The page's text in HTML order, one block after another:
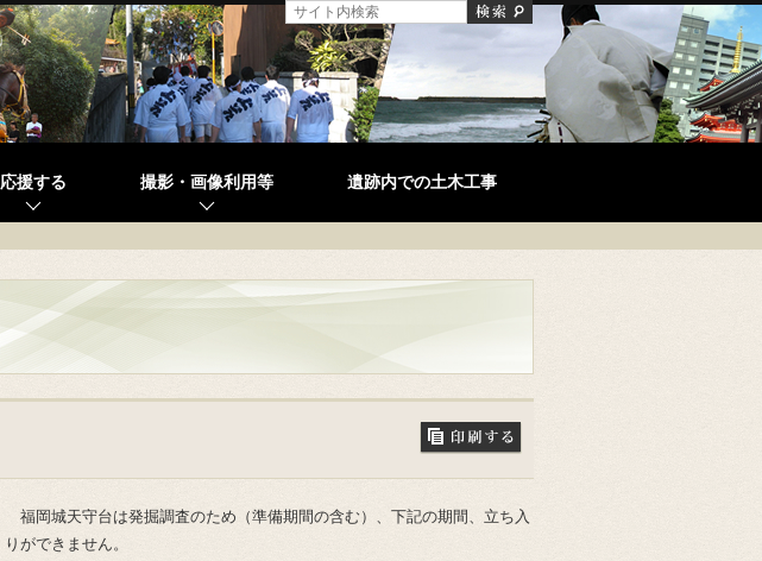
応援する 撮影・画像利用等 遺跡内での土木工事
福岡城天守台は発掘調査のため（準備期間の含む）、下記の期間、立ち入
りができません。